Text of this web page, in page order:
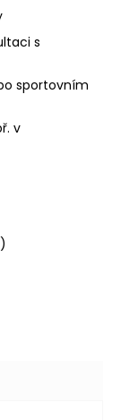
s
sportovním
v